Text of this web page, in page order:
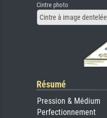
Cintre photo
Cintre à image dentelée
Résumé
Pression & Médium
Perfectionnement